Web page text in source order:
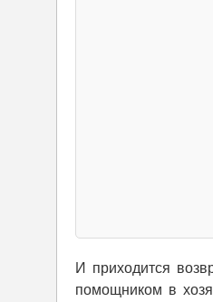
И приходится
помощником в